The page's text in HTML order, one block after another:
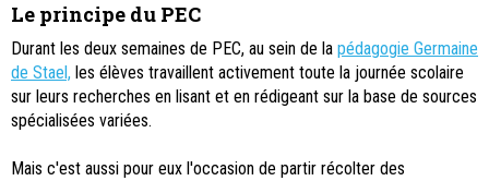
Le principe du PEC
Durant les deux semaines de PEC, au sein de la pédagogie Germaine
de Stael, les élèves travaillent activement toute la journée scolaire
sur leurs recherches en lisant et en rédigeant sur la base de sources
spécialisées variées.
Mais c'est aussi pour eux l'occasion de partir récolter des